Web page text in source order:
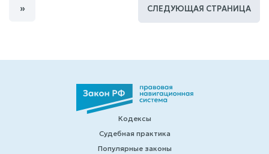
» СЛЕДУЮЩАЯ СТРАНИЦА
Кодексы
Судебная практика
Популярные законы